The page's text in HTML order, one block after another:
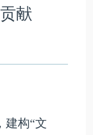
献
构“文